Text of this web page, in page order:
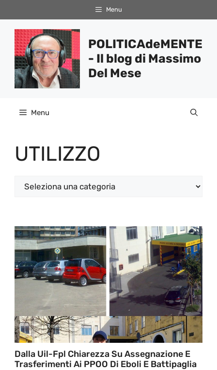
al
contenuto
Menu
POLITICAdeMENTE
- Il blog di Massimo
Del Mese
Menu
UTILIZZO
Categorie
Dalla Uil-Fpl Chiarezza Su Assegnazione E
Trasferimenti Ai PPOO Di Eboli E Battipaglia